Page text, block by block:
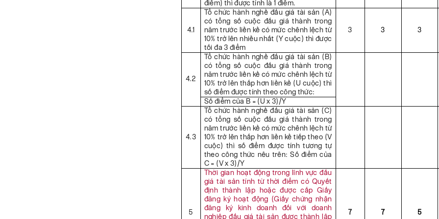
điểm) thì được tính là 1 điểm.
4.1
Tổ chức hành nghề đấu giá tài sản (A)
có tổng số cuộc đấu giá thành trong
năm trước liền kề có mức chênh lệch từ
10% trở lên nhiều nhất (Y cuộc) thì được
tối đa 3 điểm
3 3 3
4.2
Tổ chức hành nghề đấu giá tài sản (B)
có tổng số cuộc đấu giá thành trong
năm trước liền kề có mức chênh lệch từ
10% trở lên thấp hơn liền kề (U cuộc) thì
số điểm được tính theo công thức:
Số điểm của B = (U x 3)/Y
4.3
Tổ chức hành nghề đấu giá tài sản (C)
có tổng số cuộc đấu giá thành trong
năm trước liền kề có mức chênh lệch từ
10% trở lên thấp hơn liền kề tiếp theo (V
cuộc) thì số điểm được tính tương tự
theo công thức nêu trên: Số điểm của
C = (V x 3)/Y
5
Thời gian hoạt động trong lĩnh vực đấu
giá tài sản tính từ thời điểm có Quyết
định thành lập hoặc được cấp Giấy
đăng ký hoạt động (Giấy chứng nhận
đăng ký kinh doanh đối với doanh
nghiệp đấu giá tài sản được thành lập
7 7 5